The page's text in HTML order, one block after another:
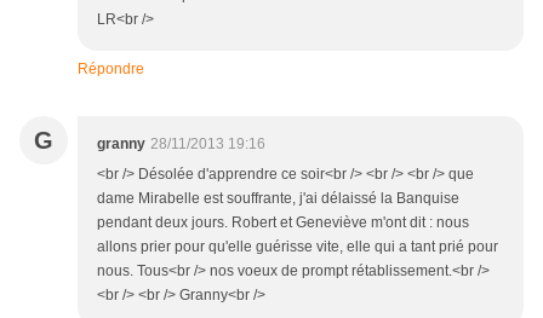
LR<br />
Répondre
G granny 28/11/2013 19:16
<br /> Désolée d'apprendre ce soir<br /> <br /> <br /> que
dame Mirabelle est souffrante, j'ai délaissé la Banquise
pendant deux jours. Robert et Geneviève m'ont dit : nous
allons prier pour qu'elle guérisse vite, elle qui a tant prié pour
nous. Tous<br /> nos voeux de prompt rétablissement.<br />
<br /> <br /> Granny<br />